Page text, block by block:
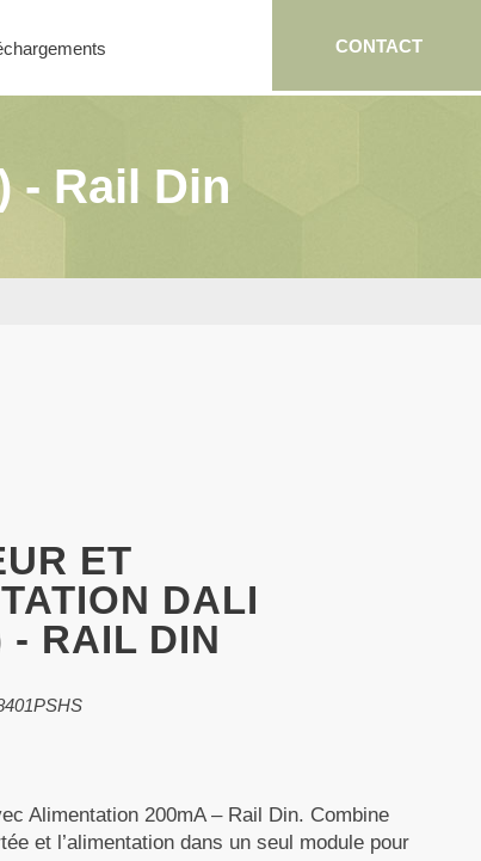
CONTACT
- Rail Din
ET
DALI
- RAIL DIN
Alimentation 200mA – Rail Din. Combine
et l’alimentation dans un seul module pour